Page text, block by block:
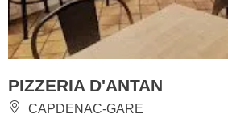
PIZZERIA D'ANTAN
CAPDENAC-GARE